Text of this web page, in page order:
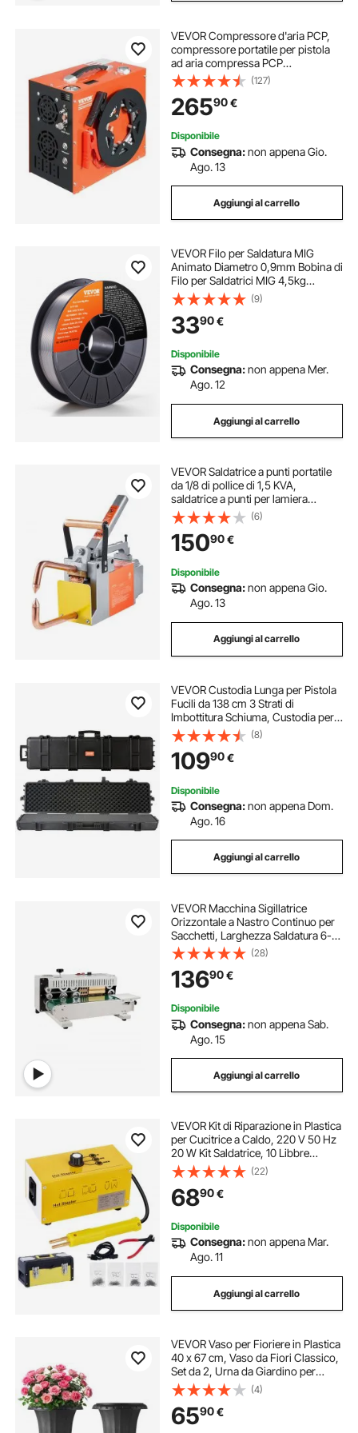
VEVOR Compressore d'aria PCP,
compressore portatile per pistola
ad aria compressa PCP
4500PSI/30Mpa, Sistema di
raffreddamento ad acqua e ventola
integrato, compressore per pistola
ad aria compressa
(127)
26590€
Disponibile
Consegna:non appena Gio.
Ago. 13
Aggiungi al carrello
VEVOR Filo per Saldatura MIG
Animato Diametro 0,9mm Bobina di
Filo per Saldatrici MIG 4,5kg
Portatile in Acciaio Morbido
200mm, Filo di Saldatura Trazione
Massima 560 MPa per Saldatrici
MIG con Bobina
(9)
3390€
Disponibile
Consegna:non appena Mer.
Ago. 12
Aggiungi al carrello
VEVOR Saldatrice a punti portatile
da 1/8 di pollice di 1,5 KVA,
saldatrice a punti per lamiera
metallica con punta di saldatura
portatile per acciaio al carbonio,
acciaio inossidabile
(6)
15090€
Disponibile
Consegna:non appena Gio.
Ago. 13
Aggiungi al carrello
VEVOR Custodia Lunga per Pistola
Fucili da 138 cm 3 Strati di
Imbottitura Schiuma, Custodia per
Fucile da Caccia con Serratura PP
Impermeabile con Manico Ruote,
Valigetta per Fucile Pistola Portatile
(8)
10990€
Disponibile
Consegna:non appena Dom.
Ago. 16
Aggiungi al carrello
VEVOR Macchina Sigillatrice
Orizzontale a Nastro Continuo per
Sacchetti, Larghezza Saldatura 6-12
mm Controllo Digitale Temperatura,
Funzione Conteggio, Sigillatrice
Sacchetti di Plastica 0,02-0,8 mm
(28)
13690€
Disponibile
Consegna:non appena Sab.
Ago. 15
Aggiungi al carrello
VEVOR Kit di Riparazione in Plastica
per Cucitrice a Caldo, 220 V 50 Hz
20 W Kit Saldatrice, 10 Libbre
Saldatrice di Plastica per Riparare
Rapidamente Le Plastiche Rotte e
Danneggiate di Autoveicoli
(22)
6890€
Disponibile
Consegna:non appena Mar.
Ago. 11
Aggiungi al carrello
VEVOR Vaso per Fioriere in Plastica
40 x 67 cm, Vaso da Fiori Classico,
Set da 2, Urna da Giardino per
Piante Urna in Plastica da Fiori per
Interni, Esterni, Eventi,
Palcoscenici, Ingressi, Nero
(4)
6590€